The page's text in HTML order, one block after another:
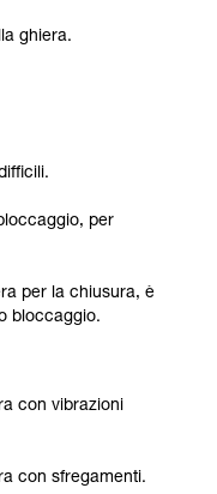
ghiera.
per
per la chiusura, è
bloccaggio.
con vibrazioni
con sfregamenti.